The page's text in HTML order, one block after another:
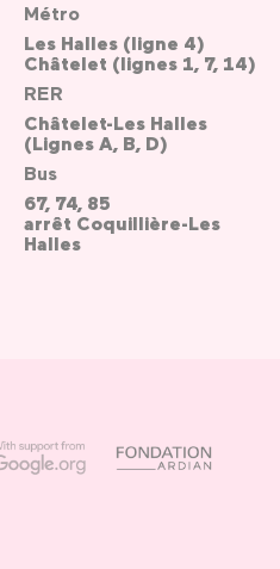
Métro
Les Halles (ligne 4)
Châtelet (lignes 1, 7, 14)
RER
Châtelet-Les Halles
(Lignes A, B, D)
Bus
67, 74, 85
arrêt Coquillière-Les
Halles